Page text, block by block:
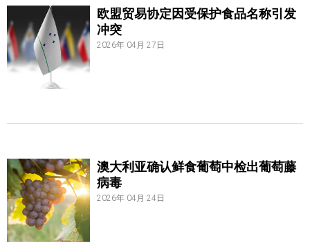
欧盟贸易协定因受保护食品名称引发
冲突
2026年 04月 27日
澳大利亚确认鲜食葡萄中检出葡萄藤
病毒
2026年 04月 24日